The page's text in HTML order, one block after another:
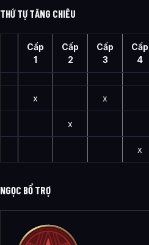
THỨ TỰ TĂNG CHIÊU
Cấp
1
Cấp
2
Cấp
3
Cấp
4
x x
x
x
NGỌC BỔ TRỢ